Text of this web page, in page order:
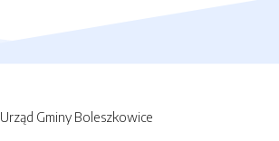
Urząd Gminy Boleszkowice